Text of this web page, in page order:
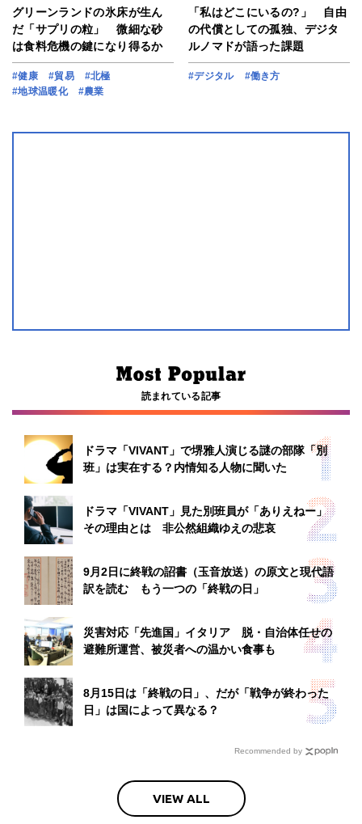
グリーンランドの氷床が生ん
だ「サプリの粒」 微細な砂
は食料危機の鍵になり得るか
#健康 #貿易
#北極
#地球温暖化
#農業
「私はどこにいるの?」 自由
の代償としての孤独、デジタ
ルノマドが語った課題
#デジタル #働き方
読まれている記事
ドラマ「VIVANT」で堺雅人演じる謎の部隊「別
班」は実在する？内情知る人物に聞いた
ドラマ「VIVANT」見た別班員が「ありえねー」
その理由とは 非公然組織ゆえの悲哀
9月2日に終戦の詔書（玉音放送）の原文と現代語
訳を読む もう一つの「終戦の日」
災害対応「先進国」イタリア 脱・自治体任せの
避難所運営、被災者への温かい食事も
8月15日は「終戦の日」、だが「戦争が終わった
日」は国によって異なる？
Recommended by
VIEW ALL